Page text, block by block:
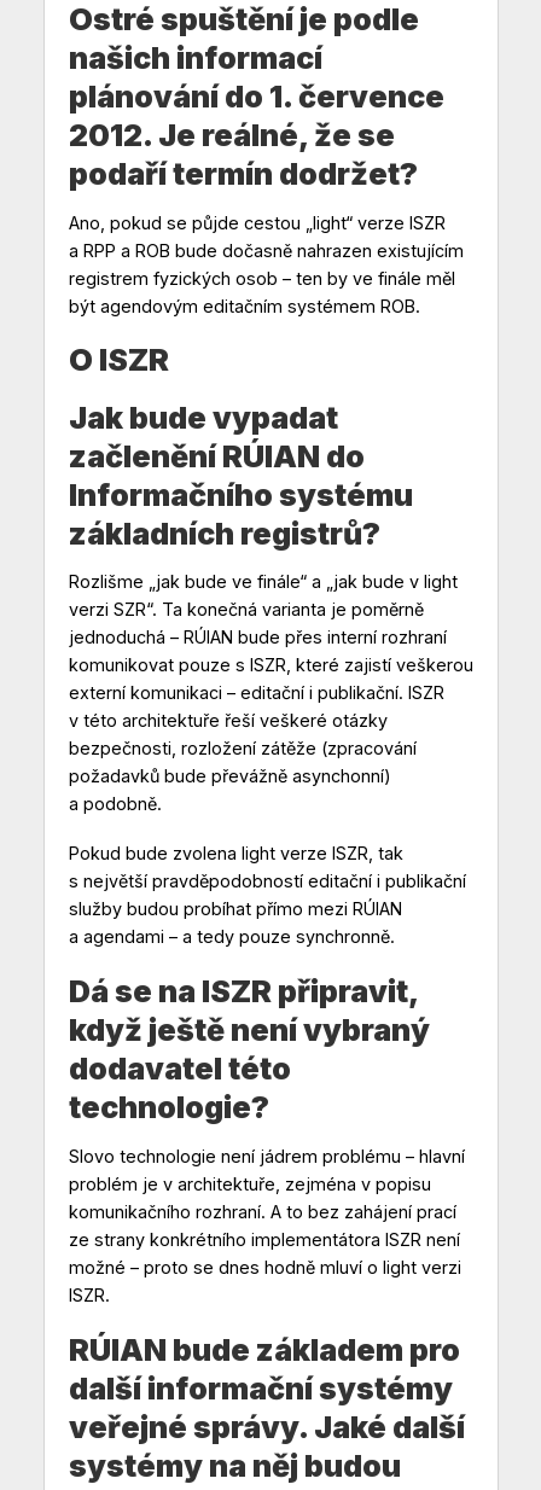
Ostré spuštění je podle
našich informací
plánování do 1. července
2012. Je reálné, že se
podaří termín dodržet?
Ano, pokud se půjde cestou „light“ verze ISZR
a RPP a ROB bude dočasně nahrazen existujícím
registrem fyzických osob – ten by ve finále měl
být agendovým editačním systémem ROB.
O ISZR
Jak bude vypadat
začlenění RÚIAN do
Informačního systému
základních registrů?
Rozlišme „jak bude ve finále“ a „jak bude v light
verzi SZR“. Ta konečná varianta je poměrně
jednoduchá – RÚIAN bude přes interní rozhraní
komunikovat pouze s ISZR, které zajistí veškerou
externí komunikaci – editační i publikační. ISZR
v této architektuře řeší veškeré otázky
bezpečnosti, rozložení zátěže (zpracování
požadavků bude převážně asynchonní)
a podobně.
Pokud bude zvolena light verze ISZR, tak
s největší pravděpodobností editační i publikační
služby budou probíhat přímo mezi RÚIAN
a agendami – a tedy pouze synchronně.
Dá se na ISZR připravit,
když ještě není vybraný
dodavatel této
technologie?
Slovo technologie není jádrem problému – hlavní
problém je v architektuře, zejména v popisu
komunikačního rozhraní. A to bez zahájení prací
ze strany konkrétního implementátora ISZR není
možné – proto se dnes hodně mluví o light verzi
ISZR.
RÚIAN bude základem pro
další informační systémy
veřejné správy. Jaké další
systémy na něj budou